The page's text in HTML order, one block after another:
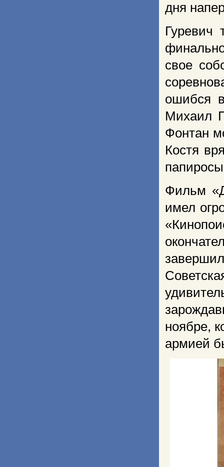
дня
Гуревич
свое
ошибся
Михаил
Фонтан
Костя
Фильм
имел
ноябре,
армией